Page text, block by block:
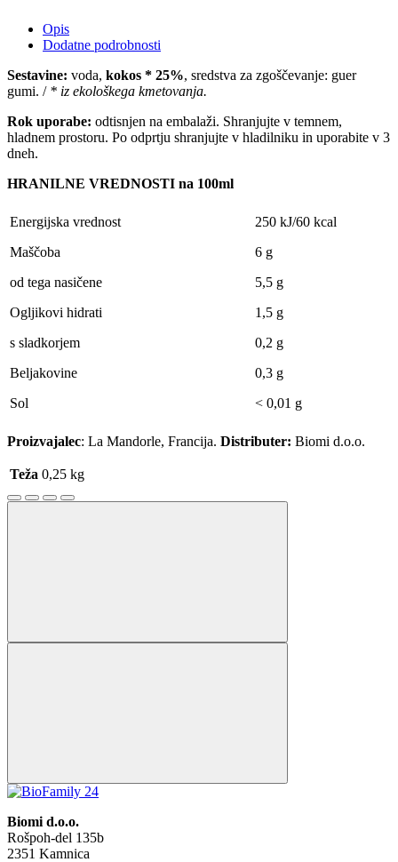
Opis
Dodatne podrobnosti
Sestavine: voda, kokos * 25%, sredstva za zgoščevanje: guer
gumi. / * iz ekološkega kmetovanja.
Rok uporabe: odtisnjen na embalaži. Shranjujte v temnem,
hladnem prostoru. Po odprtju shranjujte v hladilniku in uporabite v 3
dneh.
HRANILNE VREDNOSTI na 100ml
Energijska vrednost
250 kJ/60 kcal
Maščoba
6 g
od tega nasičene
5,5 g
Ogljikovi hidrati
1,5 g
s sladkorjem
0,2 g
Beljakovine
0,3 g
Sol
< 0,01 g
Proizvajalec: La Mandorle, Francija. Distributer: Biomi d.o.o.
Teža 0,25 kg
Biomi d.o.o.
Rošpoh-del 135b
2351 Kamnica